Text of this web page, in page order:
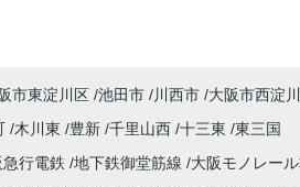
市東淀川区 池田市 川西市 大阪市西淀
木川東 豊新 千里山西 十三東 東三国
行電鉄 地下鉄御堂筋線 大阪モノレー